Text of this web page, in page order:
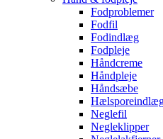
Fodproblemer
Fodfil
Fodindlæg
Fodpleje
Håndcreme
Håndpleje
Håndsæbe
Neglefil
Negleklipper